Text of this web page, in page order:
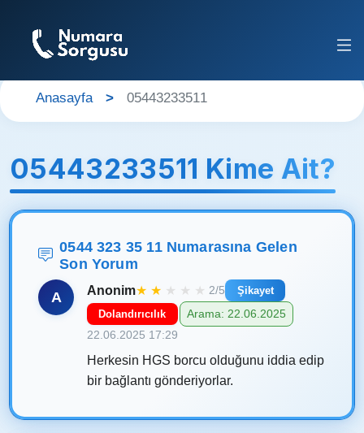
Anasayfa 05443233511
05443233511 Kime Ait?
0544 323 35 11 Numarasına Gelen
Son Yorum
A Anonim★ ★ ★ ★ ★ 2/5
Şikayet
Dolandırıcılık
Arama: 22.06.2025
22.06.2025 17:29
Herkesin HGS borcu olduğunu iddia edip
bir bağlantı gönderiyorlar.